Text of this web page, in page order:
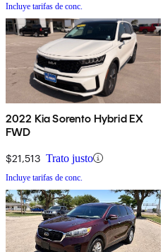
Incluye tarifas de conc.
2022 Kia Sorento Hybrid EX
FWD
$21,513 Trato justo
Incluye tarifas de conc.